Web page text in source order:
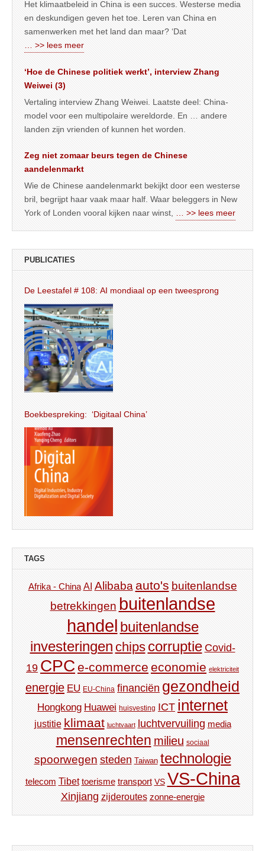
Het klimaatbeleid in China is een succes. Westerse media
en deskundigen geven het toe. Leren van China en
samenwerken met het land dan maar? ‘Dat
… >> lees meer
‘Hoe de Chinese politiek werkt’, interview Zhang
Weiwei (3)
Vertaling interview Zhang Weiwei. Laatste deel: China-
model voor een multipolaire wereldorde. En … andere
landen zijn vrienden of kunnen het worden.
Zeg niet zomaar beurs tegen de Chinese
aandelenmarkt
Wie de Chinese aandelenmarkt bekijkt door een westerse
bril, begrijpt haar vaak maar half. Waar beleggers in New
York of Londen vooral kijken naar winst,
… >> lees meer
PUBLICATIES
De Leestafel # 108: AI mondiaal op een tweesprong
Boekbespreking: ‘Digitaal China’
TAGS
Afrika - China AI Alibaba auto's buitenlandse
betrekkingen buitenlandse
handel buitenlandse
investeringen chips corruptie Covid-
19 CPC e-commerce economie elektriciteit
energie EU EU-China financiën gezondheid
Hongkong Huawei huisvesting ICT internet
justitie klimaat luchtvaart luchtvervuiling media
mensenrechten milieu sociaal
spoorwegen steden Taiwan technologie
telecom Tibet toerisme transport VS VS-China
Xinjiang zijderoutes zonne-energie